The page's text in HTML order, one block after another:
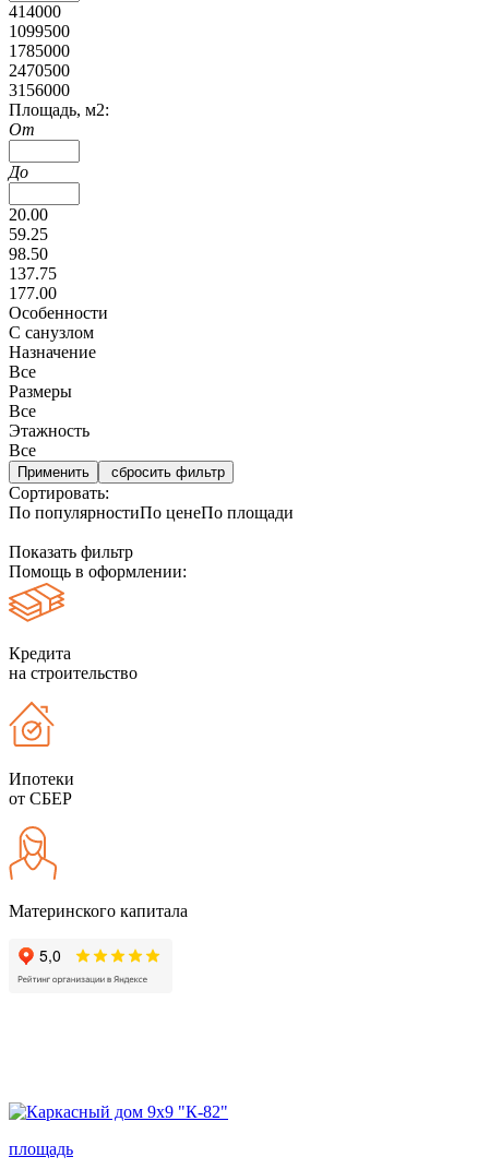
414000
1099500
1785000
2470500
3156000
Площадь, м2:
От
До
20.00
59.25
98.50
137.75
177.00
Особенности
С санузлом
Назначение
Все
Размеры
Все
Этажность
Все
сбросить фильтр
Сортировать:
По популярностиПо ценеПо площади
Показать фильтр
Помощь в оформлении:
Кредита
на строительство
Ипотеки
от СБЕР
Материнского капитала
площадь